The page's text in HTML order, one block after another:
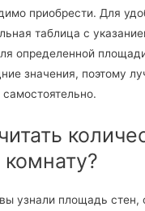
приобрести. Для
таблица с
определенной
значения, поэтому
узнали площадь стен,